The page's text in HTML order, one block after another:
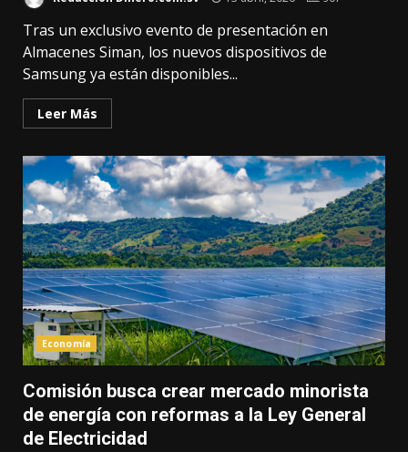
Tras un exclusivo evento de presentación en
Almacenes Siman, los nuevos dispositivos de
Samsung ya están disponibles...
Leer Más
Economía
Comisión busca crear mercado minorista
de energía con reformas a la Ley General
de Electricidad